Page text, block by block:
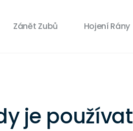
Zánět Zubů Hojení Rány
je používat